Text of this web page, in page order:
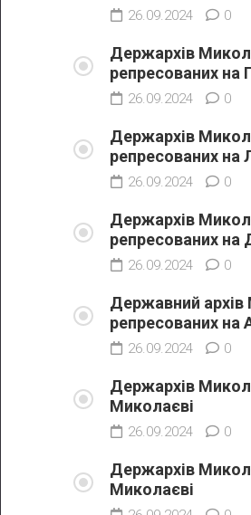
26.09.2024 0
Держархів
репресованих на
26.09.2024 0
Держархів
репресованих на
26.09.2024 0
Держархів
репресованих на
26.09.2024 0
Державний архів
репресованих на
26.09.2024 0
Держархів
Миколаєві
26.09.2024 0
Держархів
Миколаєві